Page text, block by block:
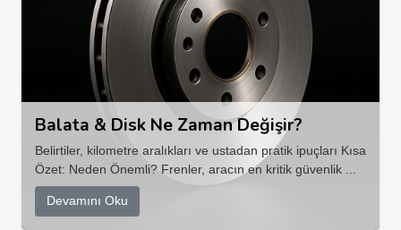
Balata & Disk Ne Zaman Değişir?
Belirtiler, kilometre aralıkları ve ustadan pratik ipuçları Kısa
Özet: Neden Önemli? Frenler, aracın en kritik güvenlik ...
Devamını Oku